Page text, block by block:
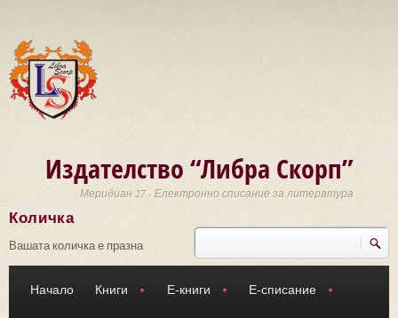
Издателство “Либра Скорп”
Меридиан 27 - Електронно списание за литература
Търси
Количка
Вашата количка е празна
Начало Книги Е-книги Е-списание